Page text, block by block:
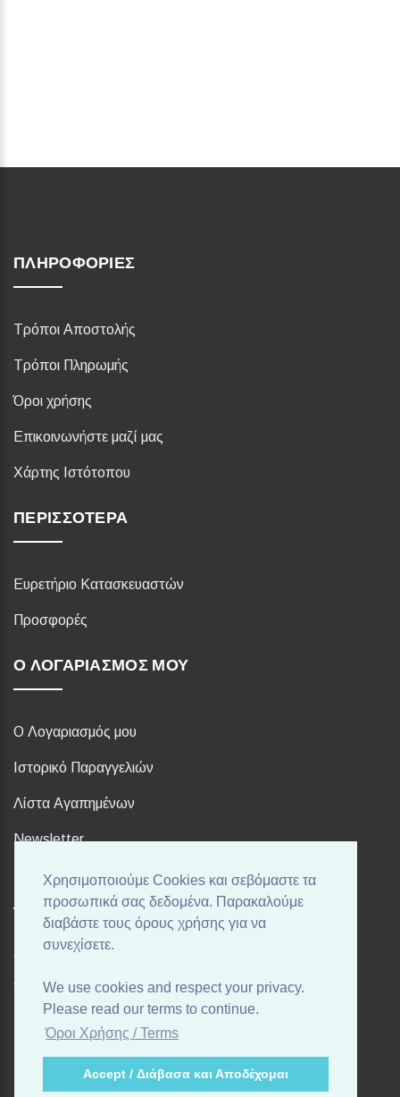
Χρησιμοποιούμε Cookies και σεβόμαστε τα
προσωπικά σας δεδομένα. Παρακαλούμε
διαβάστε τους όρους χρήσης για να
συνεχίσετε.
We use cookies and respect your privacy.
Please read our terms to continue.
Όροι Χρήσης / Terms
Accept / Διάβασα και Αποδέχομαι
ΠΛΗΡΟΦΟΡΊΕΣ
Τρόποι Αποστολής
Τρόποι Πληρωμής
Όροι χρήσης
Επικοινωνήστε μαζί μας
Χάρτης Ιστότοπου
ΠΕΡΙΣΣΌΤΕΡΑ
Ευρετήριο Κατασκευαστών
Προσφορές
Ο ΛΟΓΑΡΙΑΣΜΌΣ ΜΟΥ
Ο Λογαριασμός μου
Ιστορικό Παραγγελιών
Λίστα Αγαπημένων
Newsletter
FOLLOW US
Ακολουθήστε μας στα αγαπημένα σας Social Media!